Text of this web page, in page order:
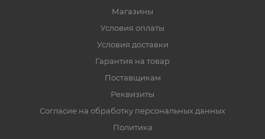
Магазины
Условия оплаты
Условия доставки
Гарантия на товар
Поставщикам
Реквизиты
Согласие на обработку персональных данных
Политика